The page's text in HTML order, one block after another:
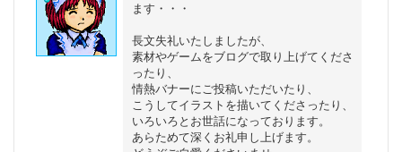
ます・・・
長文失礼いたしましたが、
素材やゲームをブログで取り上げてくださ
ったり、
情熱バナーにご投稿いただいたり、
こうしてイラストを描いてくださったり、
いろいろとお世話になっております。
あらためて深くお礼申し上げます。